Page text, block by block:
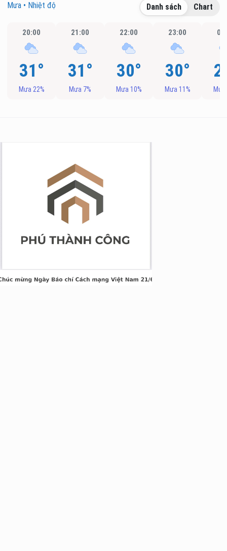
Mưa • Nhiệt độ Danh sách Chart
20:00
31°
Mưa 22%
21:00
31°
Mưa 7%
22:00
30°
Mưa 10%
23:00
30°
Mưa 11%